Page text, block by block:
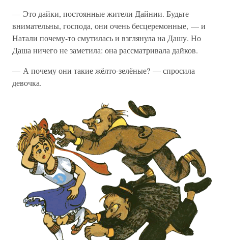
— Это дайки, постоянные жители Дайнии. Будьте
внимательны, господа, они очень бесцеремонные, — и
Натали почему-то смутилась и взглянула на Дашу. Но
Даша ничего не заметила: она рассматривала дайков.
— А почему они такие жёлто-зелёные? — спросила
девочка.